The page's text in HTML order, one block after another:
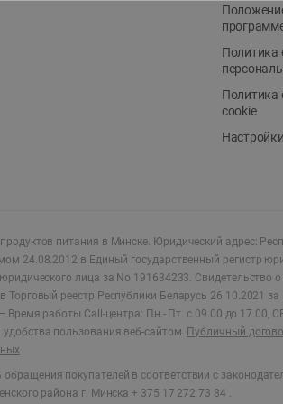
Политика
Политика
cookie
питания в Минске. Юридический адрес:
24.08.2012 в Единый государственный регистр
лица за No 191634233. Свидетельство
Торговый реестр Республики Беларусь 26.10.2021
Время работы Call-центра: Пн.- Пт. с 09.00 до 17.00,
пользования веб-сайтом. Публичный
покупателей в соответствии с
района г. Минска + 375 17 272 73 84 .